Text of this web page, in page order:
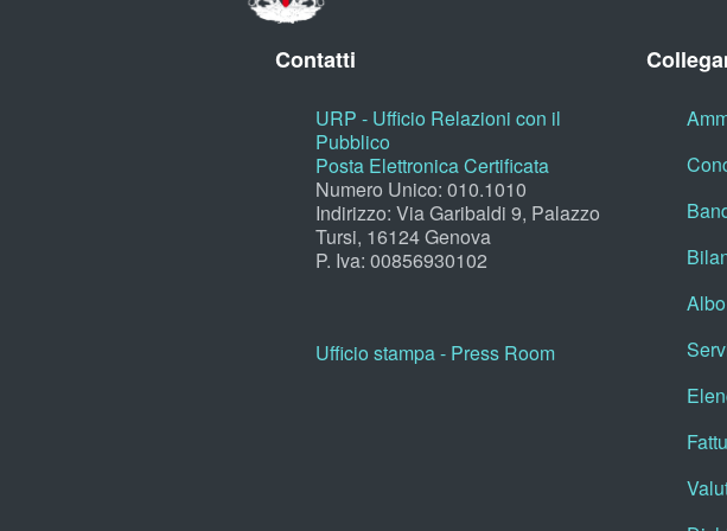
Contatti
URP - Ufficio Relazioni con il
Pubblico
Posta Elettronica Certificata
Numero Unico: 010.1010
Indirizzo: Via Garibaldi 9, Palazzo
Tursi, 16124 Genova
P. Iva: 00856930102
Ufficio stampa - Press Room